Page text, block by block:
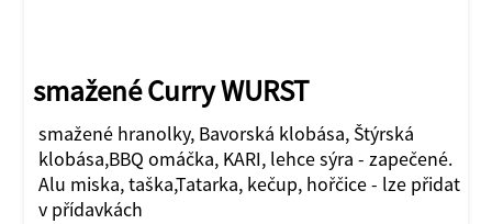
smažené Curry WURST
smažené hranolky, Bavorská klobása, Štýrská
klobása,BBQ omáčka, KARI, lehce sýra - zapečené.
Alu miska, taška,Tatarka, kečup, hořčice - lze přidat
v přídavkách